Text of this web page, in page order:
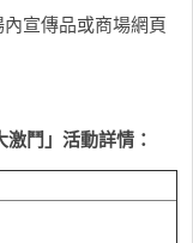
宣傳品或商場網頁
激鬥」活動詳情：